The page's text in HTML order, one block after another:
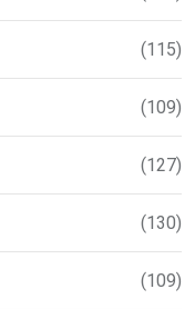
(115)
(109)
(127)
(130)
(109)